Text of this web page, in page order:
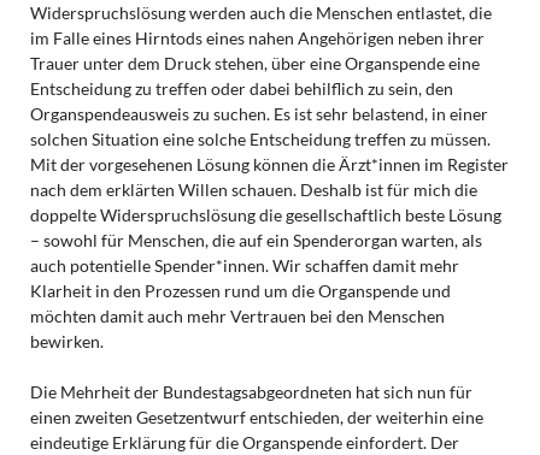
Widerspruchslösung werden auch die Menschen entlastet, die
im Falle eines Hirntods eines nahen Angehörigen neben ihrer
Trauer unter dem Druck stehen, über eine Organspende eine
Entscheidung zu treffen oder dabei behilflich zu sein, den
Organspendeausweis zu suchen. Es ist sehr belastend, in einer
solchen Situation eine solche Entscheidung treffen zu müssen.
Mit der vorgesehenen Lösung können die Ärzt*innen im Register
nach dem erklärten Willen schauen. Deshalb ist für mich die
doppelte Widerspruchslösung die gesellschaftlich beste Lösung
– sowohl für Menschen, die auf ein Spenderorgan warten, als
auch potentielle Spender*innen. Wir schaffen damit mehr
Klarheit in den Prozessen rund um die Organspende und
möchten damit auch mehr Vertrauen bei den Menschen
bewirken.
Die Mehrheit der Bundestagsabgeordneten hat sich nun für
einen zweiten Gesetzentwurf entschieden, der weiterhin eine
eindeutige Erklärung für die Organspende einfordert. Der